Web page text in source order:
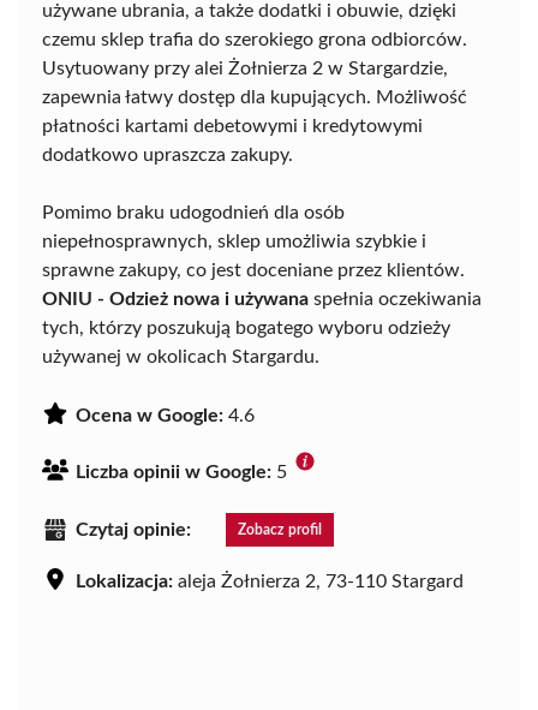
używane ubrania, a także dodatki i obuwie, dzięki
czemu sklep trafia do szerokiego grona odbiorców.
Usytuowany przy alei Żołnierza 2 w Stargardzie,
zapewnia łatwy dostęp dla kupujących. Możliwość
płatności kartami debetowymi i kredytowymi
dodatkowo upraszcza zakupy.
Pomimo braku udogodnień dla osób
niepełnosprawnych, sklep umożliwia szybkie i
sprawne zakupy, co jest doceniane przez klientów.
ONIU - Odzież nowa i używana spełnia oczekiwania
tych, którzy poszukują bogatego wyboru odzieży
używanej w okolicach Stargardu.
Ocena w Google: 4.6
Liczba opinii w Google: 5
Czytaj opinie: Zobacz profil
Lokalizacja: aleja Żołnierza 2, 73-110 Stargard